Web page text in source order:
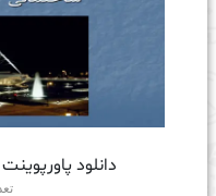
دانلود